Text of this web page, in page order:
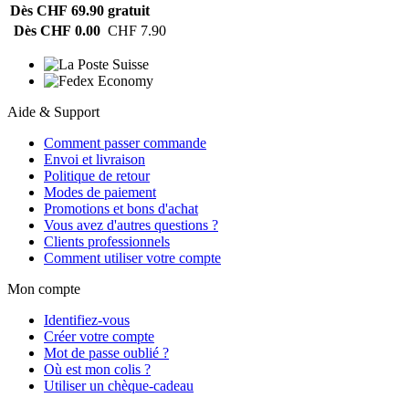
Dès CHF 69.90 gratuit
Dès CHF 0.00 CHF 7.90
Aide & Support
Comment passer commande
Envoi et livraison
Politique de retour
Modes de paiement
Promotions et bons d'achat
Vous avez d'autres questions ?
Clients professionnels
Comment utiliser votre compte
Mon compte
Identifiez-vous
Créer votre compte
Mot de passe oublié ?
Où est mon colis ?
Utiliser un chèque-cadeau